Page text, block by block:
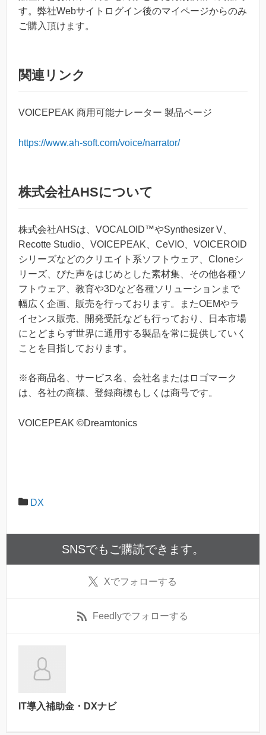
す。弊社Webサイトログイン後のマイページからのみ
ご購入頂けます。
関連リンク
VOICEPEAK 商用可能ナレーター 製品ページ
https://www.ah-soft.com/voice/narrator/
株式会社AHSについて
株式会社AHSは、VOCALOID™やSynthesizer V、
Recotte Studio、VOICEPEAK、CeVIO、VOICEROID
シリーズなどのクリエイト系ソフトウェア、Cloneシ
リーズ、ぴた声をはじめとした素材集、その他各種ソ
フトウェア、教育や3Dなど各種ソリューションまで
幅広く企画、販売を行っております。またOEMやラ
イセンス販売、開発受託なども行っており、日本市場
にとどまらず世界に通用する製品を常に提供していく
ことを目指しております。
※各商品名、サービス名、会社名またはロゴマーク
は、各社の商標、登録商標もしくは商号です。
VOICEPEAK ©Dreamtonics
DX
SNSでもご購読できます。
Xでフォローする
Feedlyでフォローする
IT導入補助金・DXナビ